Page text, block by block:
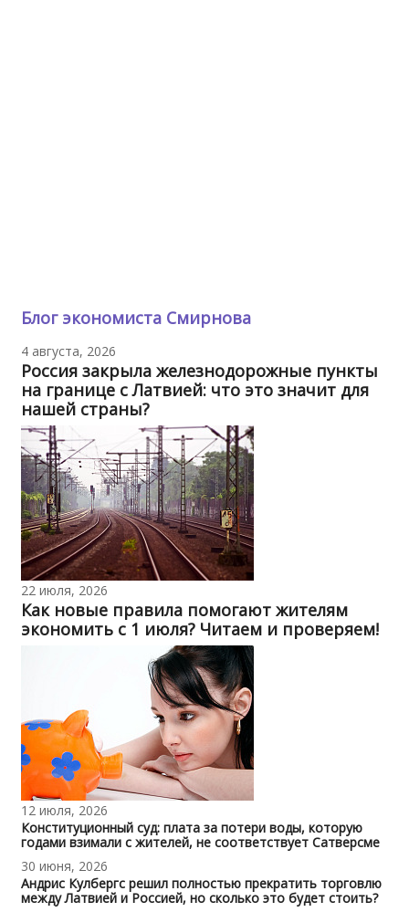
Блог экономиста Смирнова
4 августа, 2026
Россия закрыла железнодорожные пункты
на границе с Латвией: что это значит для
нашей страны?
22 июля, 2026
Как новые правила помогают жителям
экономить с 1 июля? Читаем и проверяем!
12 июля, 2026
Конституционный суд: плата за потери воды, которую
годами взимали с жителей, не соответствует Сатверсме
30 июня, 2026
Андрис Кулбергс решил полностью прекратить торговлю
между Латвией и Россией, но сколько это будет стоить?